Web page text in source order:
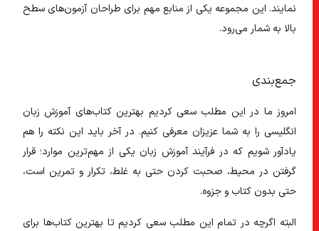
نمایند. این مجموعه یکی از منابع مهم برای طراحان آزمون‌های سطح
بالا به شمار می‌رود.
جمع‌بندی
امروز ما در این مطلب سعی کردیم بهترین کتاب‌های آموزش زبان
انگلیسی را به شما عزیزان معرفی کنیم. در آخر باید این نکته را هم
یاد‌آور شویم که در فرآیند آموزش زبان یکی از مهم‌ترین موارد؛ قرار
گرفتن در محیط، صحبت کردن حتی به غلط، تکرار و تمرین است،
حتی بدون کتاب و جزوه.
البته اگرچه در تمام این مطلب سعی کردیم تا بهترین کتاب‌ها برای